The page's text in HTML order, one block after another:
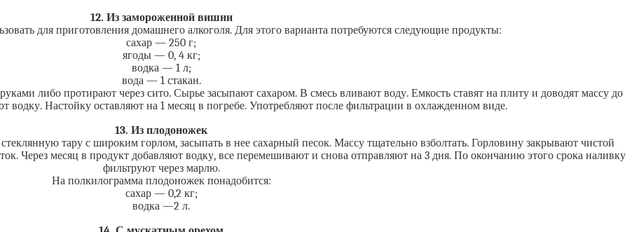
12. Из замороженной вишни
для приготовления домашнего алкоголя. Для этого варианта потребуются следующие продукты:
сахар — 250 г;
ягоды — 0, 4 кг;
водка — 1 л;
вода — 1 стакан.
либо протирают через сито. Сырье засыпают сахаром. В смесь вливают воду. Емкость ставят на плиту и доводят массу до
водку. Настойку оставляют на 1 месяц в погребе. Употребляют после фильтрации в охлажденном виде.
13. Из плодоножек
тару с широким горлом, засыпать в нее сахарный песок. Массу тщательно взболтать. Горловину закрывают чистой
Через месяц в продукт добавляют водку, все перемешивают и снова отправляют на 3 дня. По окончанию этого срока наливку
фильтруют через марлю.
На полкилограмма плодоножек понадобится:
сахар — 0,2 кг;
водка —2 л.